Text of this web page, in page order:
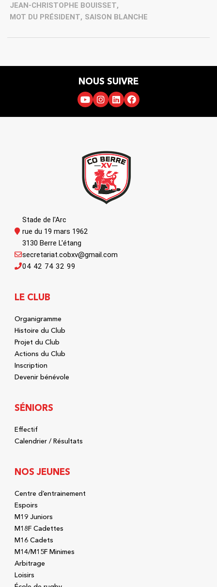
JEAN-CHRISTOPHE BOUISSET,
MOT DU PRÉSIDENT, SAISON BLANCHE
NOUS SUIVRE
Stade de l'Arc
rue du 19 mars 1962
3130 Berre L'étang
04 42 74 32 99
secretariat.cobxv@gmail.com
LE CLUB
Organigramme
Histoire du Club
Projet du Club
Actions du Club
Inscription
Devenir bénévole
SÉNIORS
Effectif
Calendrier / Résultats
NOS JEUNES
Centre d’entrainement
Espoirs
M19 Juniors
M18F Cadettes
M16 Cadets
M14/M15F Minimes
Arbitrage
Loisirs